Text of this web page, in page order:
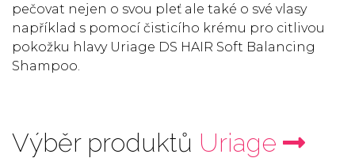
pečovat nejen o svou pleť ale také o své vlasy
například s pomocí čisticího krému pro citlivou
pokožku hlavy Uriage DS HAIR Soft Balancing
Shampoo.
Výběr produktů Uriage